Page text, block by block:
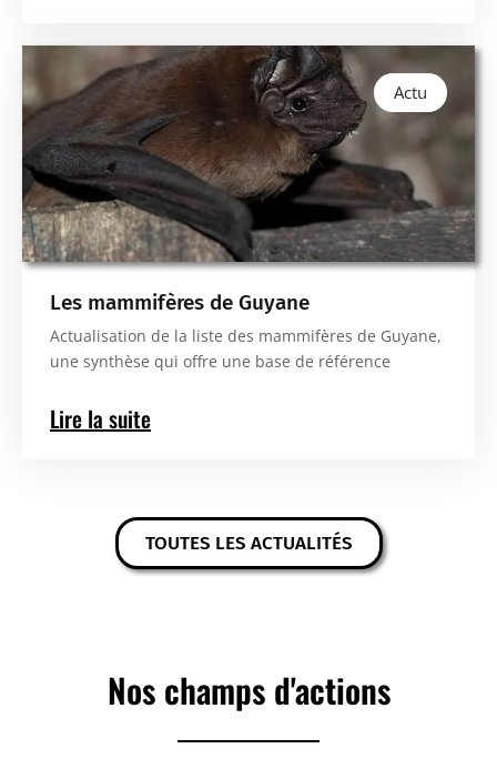
Actu
Les mammifères de Guyane
Actualisation de la liste des mammifères de Guyane,
une synthèse qui offre une base de référence
Lire la suite
TOUTES LES ACTUALITÉS
Nos champs d'actions